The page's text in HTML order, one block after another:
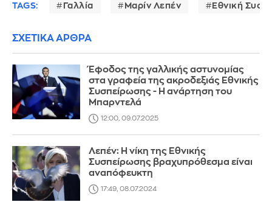
TAGS: Γαλλία Μαρίν Λεπέν Εθνική
ΣΧΕΤΙΚΑ ΑΡΘΡΑ
Έφοδος της γαλλικής αστυνομίας
στα γραφεία της ακροδεξιάς Εθνικής
Συσπείρωσης - Η ανάρτηση του
Μπαρντελά
12:00, 09.07.2025
Λεπέν: Η νίκη της Εθνικής
Συσπείρωσης βραχυπρόθεσμα είναι
αναπόφευκτη
17:49, 08.07.2024